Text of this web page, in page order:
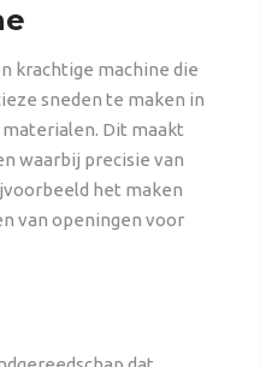
krachtige machine die
sneden te maken in
Dit maakt
waarbij precisie van
het maken
van openingen voor